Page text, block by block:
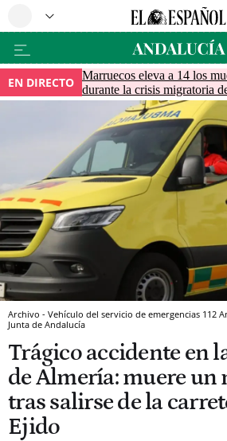
EN DIRECTO Marruecos eleva a 14 los
durante la crisis migratoria
Archivo - Vehículo del servicio de emergencias 112
Junta de Andalucía
Trágico accidente en
de Almería: muere un
tras salirse de la
Ejido